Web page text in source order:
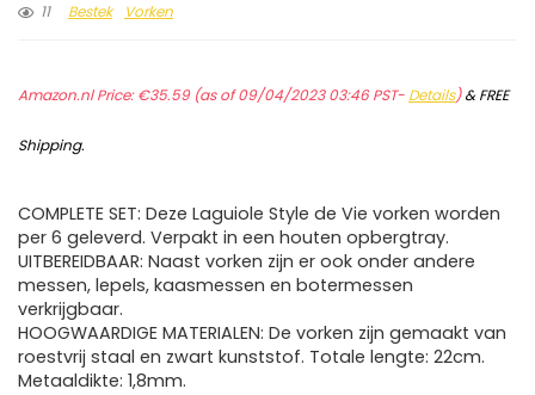
11
Bestek Vorken
Amazon.nl Price:€35.59(as of 09/04/2023 03:46 PST- Details)&FREE
Shipping.
COMPLETE SET: Deze Laguiole Style de Vie vorken worden
per 6 geleverd. Verpakt in een houten opbergtray.
UITBEREIDBAAR: Naast vorken zijn er ook onder andere
messen, lepels, kaasmessen en botermessen
verkrijgbaar.
HOOGWAARDIGE MATERIALEN: De vorken zijn gemaakt van
roestvrij staal en zwart kunststof. Totale lengte: 22cm.
Metaaldikte: 1,8mm.